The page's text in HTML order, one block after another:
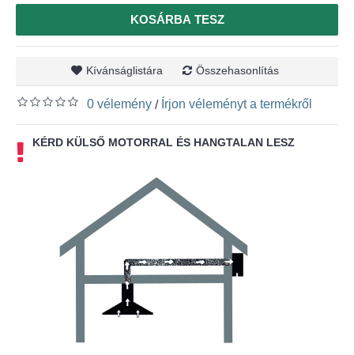
KOSÁRBA TESZ
Kívánságlistára Összehasonlítás
0 vélemény / Írjon véleményt a termékről
KÉRD KÜLSŐ MOTORRAL ÉS HANGTALAN LESZ